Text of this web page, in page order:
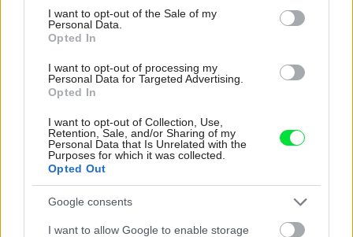
consent section.
I want to opt-out of the Sale of my
Personal Data.
Opted In
I want to opt-out of processing my
Personal Data for Targeted Advertising.
Opted In
I want to opt-out of Collection, Use,
Retention, Sale, and/or Sharing of my
Personal Data that Is Unrelated with the
Purposes for which it was collected.
Opted Out
Google consents
I want to allow Google to enable storage
ktorom toho netreba veľa